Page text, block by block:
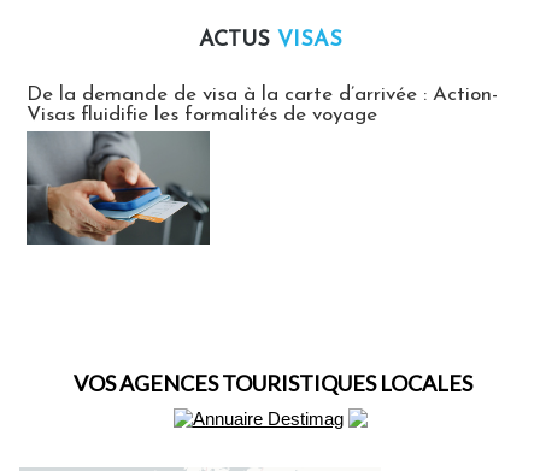
ACTUS VISAS
De la demande de visa à la carte d’arrivée : Action-
Visas fluidifie les formalités de voyage
VOS AGENCES TOURISTIQUES LOCALES